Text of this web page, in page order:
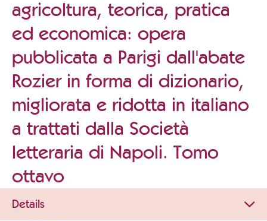
agricoltura, teorica, pratica
ed economica: opera
pubblicata a Parigi dall'abate
Rozier in forma di dizionario,
migliorata e ridotta in italiano
a trattati dalla Società
letteraria di Napoli. Tomo
ottavo
Details